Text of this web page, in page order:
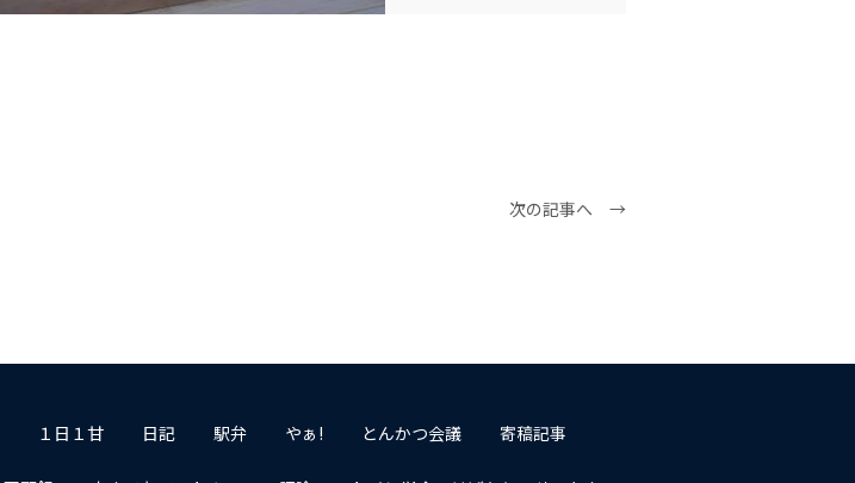
次の記事へ →
１日１甘 日記 駅弁 やぁ! とんかつ会議 寄稿記事